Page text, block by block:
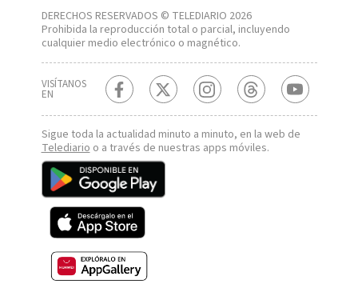
DERECHOS RESERVADOS © TELEDIARIO 2026
Prohibida la reproducción total o parcial, incluyendo
cualquier medio electrónico o magnético.
VISÍTANOS
EN
Sigue toda la actualidad minuto a minuto, en la web de
Telediarioo a través de nuestras apps móviles.